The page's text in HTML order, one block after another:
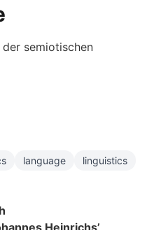
semiotischen
language
linguistics
Heinrichs’